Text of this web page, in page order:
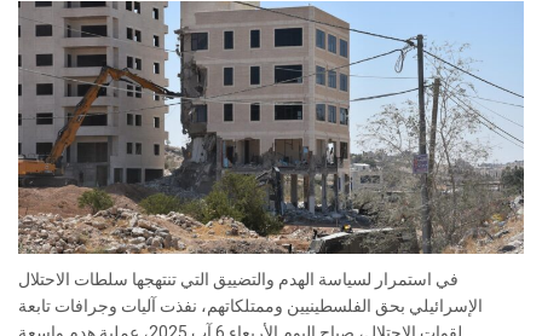
في استمرار لسياسة الهدم والتضييق التي تنتهجها سلطات الاحتلال
الإسرائيلي بحق الفلسطينيين وممتلكاتهم، نفذت آليات وجرافات تابعة